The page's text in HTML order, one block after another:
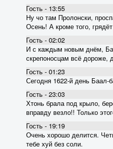
Гость - 13:55
Ну чо там Пролонски,
Осень! А кроме того,
Гость - 02:02
И с каждым новым днём,
скрепоносцам всё дороже,
Гость - 01:23
Сегодня 1622-й день Баал-
Гость - 23:03
Хтонь брала под крыло,
вправду везло!! Только
Гость - 19:19
Очень хорошо делится.
тебе хуй без соли.